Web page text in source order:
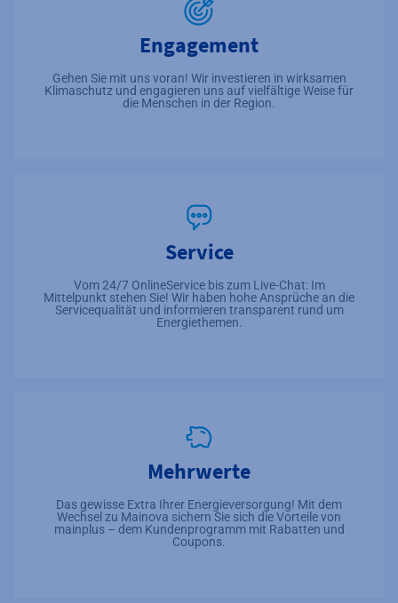
Engagement
Gehen Sie mit uns voran! Wir investieren in wirksamen
Klimaschutz und engagieren uns auf vielfältige Weise für
die Menschen in der Region.
Service
Vom 24/7 OnlineService bis zum Live-Chat: Im
Mittelpunkt stehen Sie! Wir haben hohe Ansprüche an die
Servicequalität und informieren transparent rund um
Energiethemen.
Mehrwerte
Das gewisse Extra Ihrer Energieversorgung! Mit dem
Wechsel zu Mainova sichern Sie sich die Vorteile von
mainplus – dem Kundenprogramm mit Rabatten und
Coupons.